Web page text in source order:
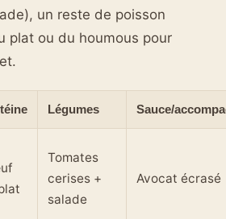
un reste de poisson
plat ou du houmous pour
Légumes Sauce/
Tomates
cerises +
salade
Avocat écrasé